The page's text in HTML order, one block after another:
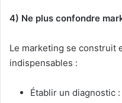
4) Ne plus confondre
Le marketing se construit
indispensables :
Établir un diagnostic